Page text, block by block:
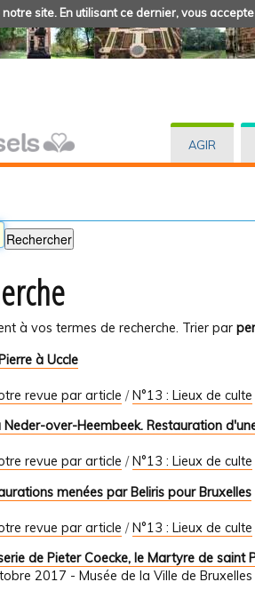
site. En utilisant ce dernier, vous
AGIR
à vos termes de recherche. Trier par
à Uccle
revue par article /N°13 : Lieux de culte
Neder-over-Heembeek. Restauration
revue par article /N°13 : Lieux de culte
menées par Beliris pour Bruxelles
revue par article /N°13 : Lieux de culte
de Pieter Coecke, le Martyre de saint
2017 - Musée de la Ville de Bruxelles